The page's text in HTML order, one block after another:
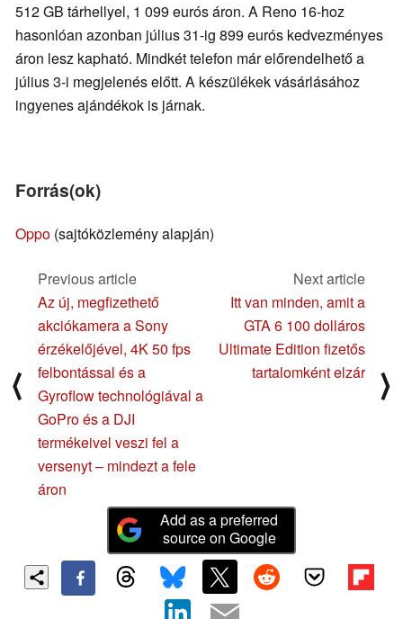
512 GB tárhellyel, 1 099 eurós áron. A Reno 16-hoz
hasonlóan azonban július 31-ig 899 eurós kedvezményes
áron lesz kapható. Mindkét telefon már előrendelhető a
július 3-i megjelenés előtt. A készülékek vásárlásához
ingyenes ajándékok is járnak.
Forrás(ok)
Oppo (sajtóközlemény alapján)
⟨
Previous article
Az új, megfizethető
akciókamera a Sony
érzékelőjével, 4K 50 fps
felbontással és a
Gyroflow technológiával a
GoPro és a DJI
termékeivel veszi fel a
versenyt – mindezt a fele
áron
Next article
Itt van minden, amit a
GTA 6 100 dolláros
Ultimate Edition fizetős
tartalomként elzár
⟩
Add as a preferred
source on Google